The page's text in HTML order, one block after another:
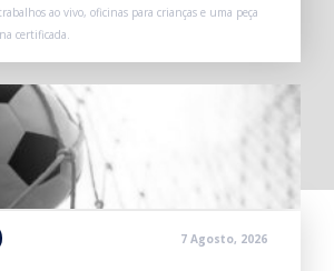
ao vivo, oficinas para crianças e uma peça
certificada.
7 Agosto, 2026